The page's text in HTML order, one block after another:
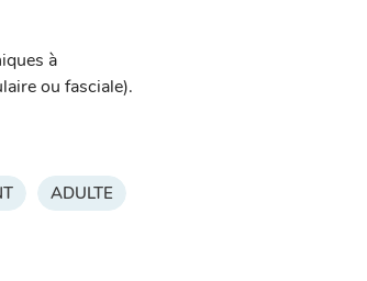
à
ou fasciale).
ADULTE